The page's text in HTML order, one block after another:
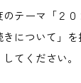
テーマ「２
について」を
てください。